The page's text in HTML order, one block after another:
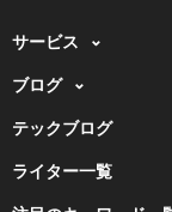
サービス
ブログ
テックブログ
ライター一覧